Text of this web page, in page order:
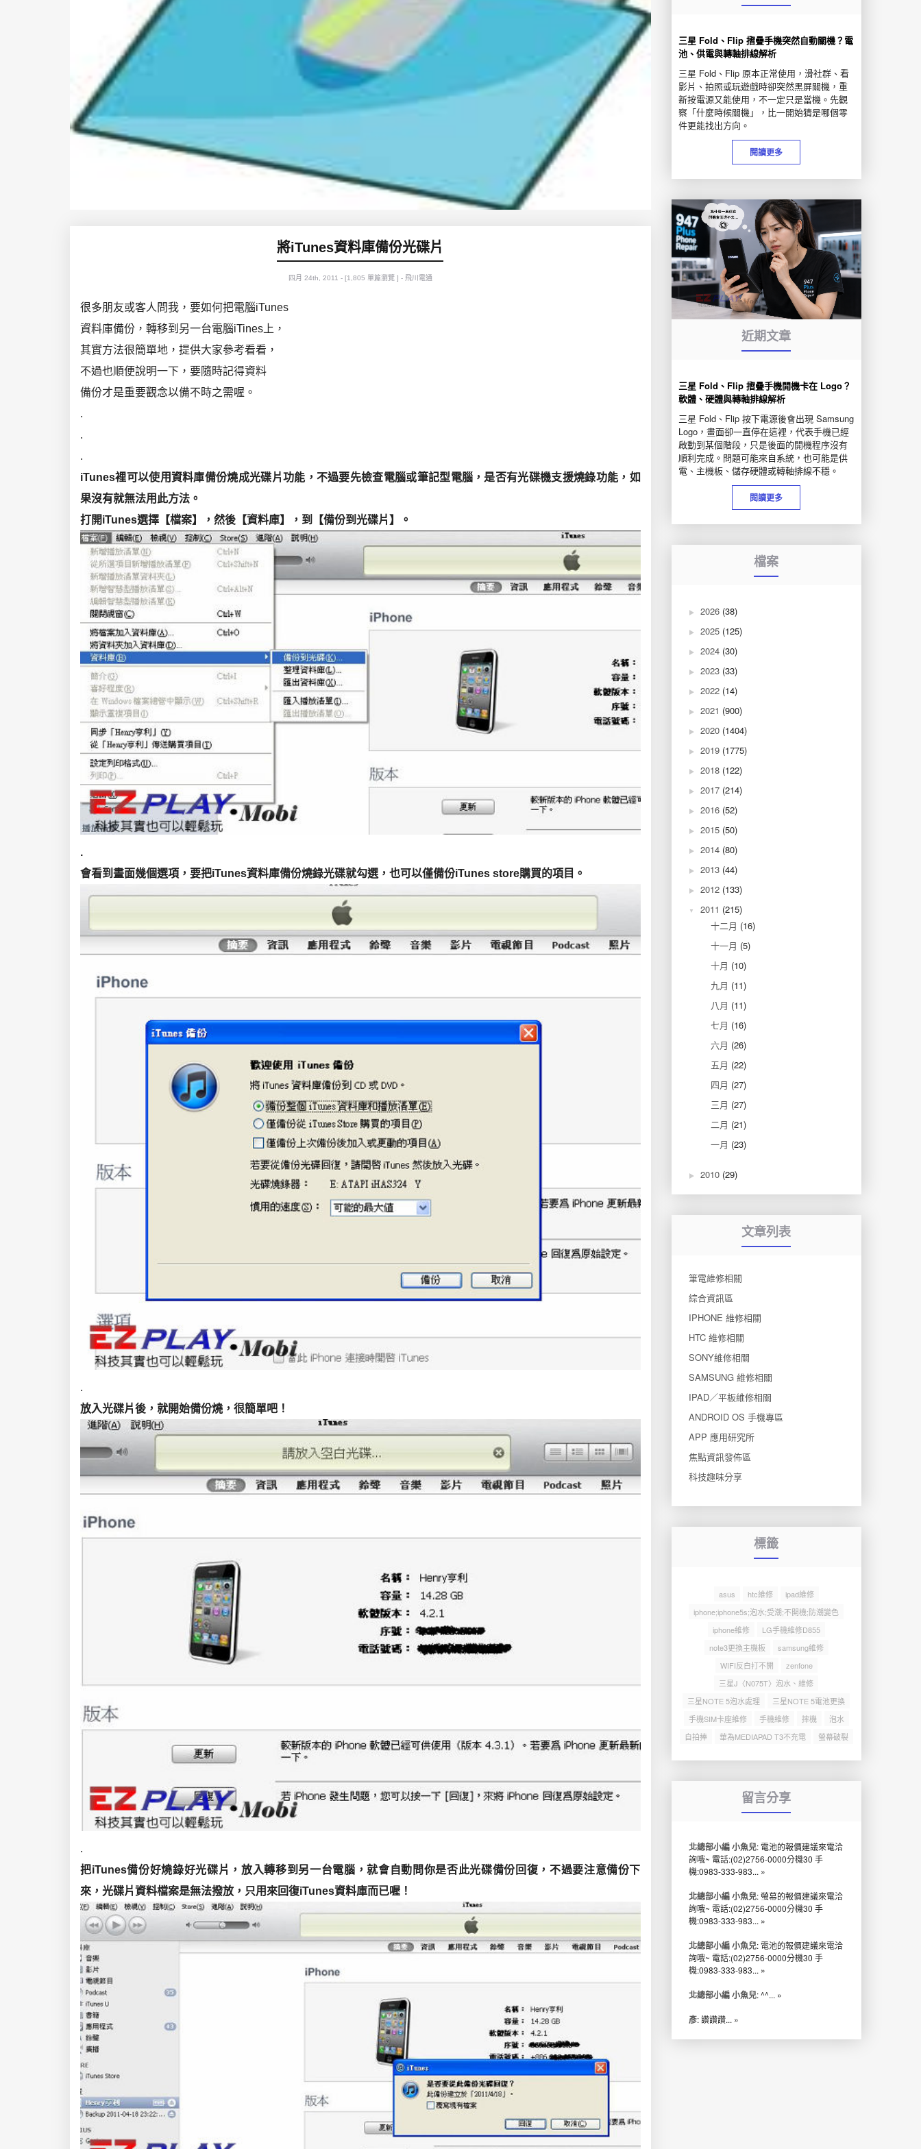
將iTunes資料庫備份光碟片
四月 24th, 2011 - [1,805 單篇瀏覽 ] - 飛川電通
很多朋友或客人問我，要如何把電腦iTunes
資料庫備份，轉移到另一台電腦iTines上，
其實方法很簡單地，提供大家參考看看，
不過也順便說明一下，要隨時記得資料
備份才是重要觀念以備不時之需喔。
.
.
.
iTunes裡可以使用資料庫備份燒成光碟片功能，不過要先檢查電腦或筆記型電腦，是否有光碟機支援燒錄功能，如
果沒有就無法用此方法。
打開iTunes選擇【檔案】，然後【資料庫】，到【備份到光碟片】。
.
會看到畫面幾個選項，要把iTunes資料庫備份燒錄光碟就勾選，也可以僅備份iTunes store購買的項目。
.
放入光碟片後，就開始備份燒，很簡單吧！
.
把iTunes備份好燒錄好光碟片，放入轉移到另一台電腦，就會自動問你是否此光碟備份回復，不過要注意備份下
來，光碟片資料檔案是無法撥放，只用來回復iTunes資料庫而已喔！
三星 Fold、Flip 摺疊手機突然自動關機？電
池、供電與轉軸排線解析
三星 Fold、Flip 原本正常使用，滑社群、看
影片、拍照或玩遊戲時卻突然黑屏關機，重
新按電源又能使用，不一定只是當機。先觀
察「什麼時候關機」，比一開始猜是哪個零
件更能找出方向。
閱讀更多
近期文章
三星 Fold、Flip 摺疊手機開機卡在 Logo？
軟體、硬體與轉軸排線解析
三星 Fold、Flip 按下電源後會出現 Samsung
Logo，畫面卻一直停在這裡，代表手機已經
啟動到某個階段，只是後面的開機程序沒有
順利完成。問題可能來自系統，也可能是供
電、主機板、儲存硬體或轉軸排線不穩。
閱讀更多
檔案
2026(38)
2025(125)
2024(30)
2023(33)
2022(14)
2021 (900)
2020(1404)
2019(1775)
2018(122)
2017(214)
2016(52)
2015(50)
2014(80)
2013(44)
2012(133)
2011 (215)
十二月 (16)
十一月 (5)
十月 (10)
九月 (11)
八月 (11)
七月 (16)
六月 (26)
五月 (22)
四月 (27)
三月 (27)
二月 (21)
一月 (23)
2010(29)
文章列表
筆電維修相關
綜合資訊區
IPHONE 維修相關
HTC 維修相關
SONY維修相關
SAMSUNG 維修相關
IPAD／平板維修相關
ANDROID OS 手機專區
APP 應用研究所
焦點資訊發佈區
科技趣味分享
標籤
asus htc維修
ipad維修
iphone;iphone5s;泡水;受潮;不開機;防潮變色
iphone維修
LG手機維修D855
note3更換主機板
samsung維修
WIFI反白打不開
zenfone
三星J〈N075T〉泡水、維修
三星NOTE 5泡水處理
三星NOTE 5電池更換
手機SIM卡座維修
手機維修 摔機
泡水
自拍捧
華為MEDIAPAD T3不充電 螢幕破裂
留言分享
北總部小編 小魚兒: 電池的報價建議來電洽
詢哦~ 電話:(02)2756-0000分機30 手
機:0983-333-983... »
北總部小編 小魚兒: 螢幕的報價建議來電洽
詢哦~ 電話:(02)2756-0000分機30 手
機:0983-333-983... »
北總部小編 小魚兒: 電池的報價建議來電洽
詢哦~ 電話:(02)2756-0000分機30 手
機:0983-333-983... »
北總部小編 小魚兒: ^^... »
彥: 讚讚讚... »